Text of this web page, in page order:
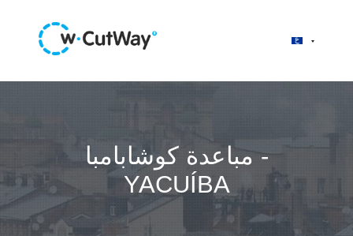
مباعدة كوشابامبا -
YACUÍBA